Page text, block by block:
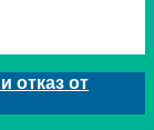
отказ от